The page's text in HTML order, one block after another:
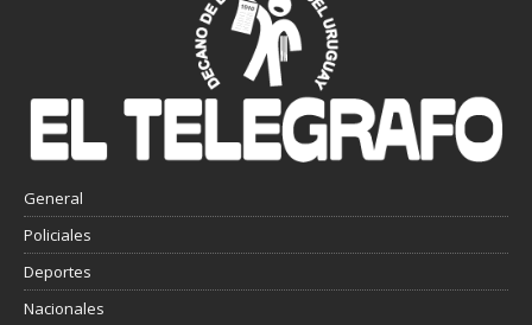
General
Policiales
Deportes
Nacionales